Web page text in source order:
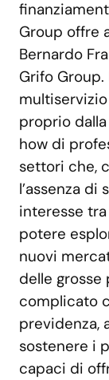
Group offre
Bernardo
Grifo
proprio
how di
settori che,
l’assenza
interesse
potere
nuovi
delle grosse
complicato
previdenza,
sostenere i
capaci di